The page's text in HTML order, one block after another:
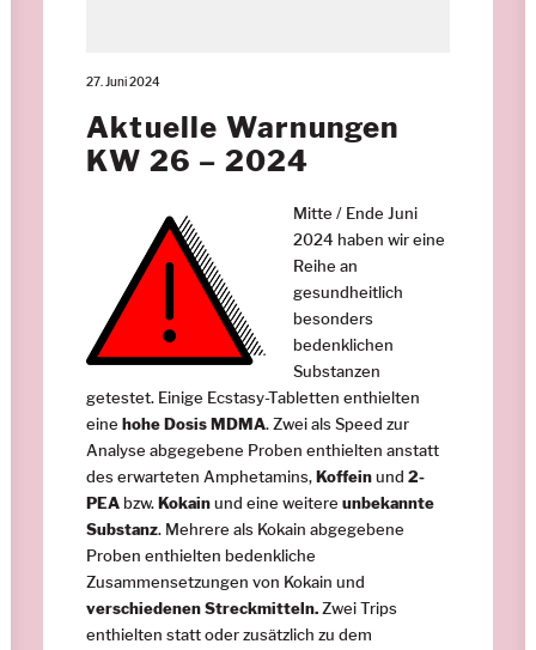
27. Juni 2024
Aktuelle Warnungen
KW 26 – 2024
Mitte / Ende Juni
2024 haben wir eine
Reihe an
gesundheitlich
besonders
bedenklichen
Substanzen
getestet. Einige Ecstasy-Tabletten enthielten
eine hohe Dosis MDMA. Zwei als Speed zur
Analyse abgegebene Proben enthielten anstatt
des erwarteten Amphetamins,Koffeinund 2-
PEA bzw.Kokainund eine weitere unbekannte
Substanz. Mehrere als Kokain abgegebene
Proben enthielten bedenkliche
Zusammensetzungen von Kokain und
verschiedenen Streckmitteln.Zwei Trips
enthielten statt oder zusätzlich zu dem